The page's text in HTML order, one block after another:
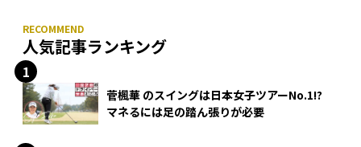
人気記事ランキング
菅楓華 のスイングは日本女子ツアーNo.1!?
マネるには足の踏ん張りが必要